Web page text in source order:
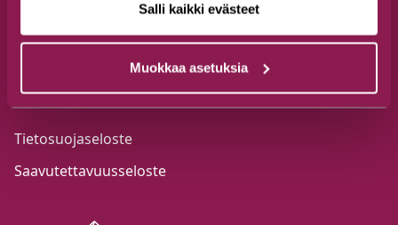
Salli kaikki evästeet
Muokkaa asetuksia
Info
Tietosuojaseloste
Saavutettavuusseloste